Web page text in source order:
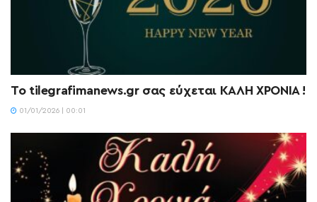
To tilegrafimanews.gr σας εύχεται ΚΑΛΗ ΧΡΟΝΙΑ !
01/01/2026 | 00:01